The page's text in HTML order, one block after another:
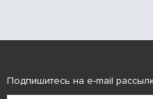
Подпишитесь на e-mail